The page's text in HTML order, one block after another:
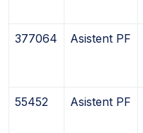
377064 Asistent PF
55452 Asistent PF